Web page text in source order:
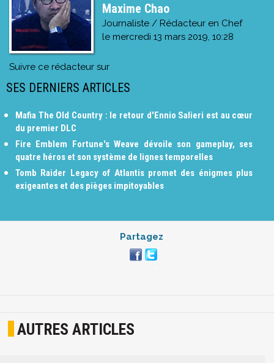
Maxime Chao
Journaliste / Rédacteur en Chef
le mercredi 13 mars 2019, 10:28
Suivre ce rédacteur sur
SES DERNIERS ARTICLES
Mafia The Old Country : le retour d'Ennio Salieri est au cœur
du premier DLC
Fire Emblem Fortune's Weave dévoile son gameplay, ses
quatre héros et son système de lignes temporelles
Tomb Raider Legacy of Atlantis promet des énigmes plus
exigeantes et des pièges impitoyables
Partagez
AUTRES ARTICLES